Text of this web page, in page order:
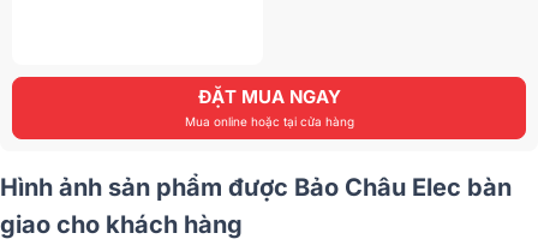
ĐẶT MUA NGAY
Mua online hoặc tại cửa hàng
Hình ảnh sản phẩm được Bảo Châu Elec bàn
giao cho khách hàng